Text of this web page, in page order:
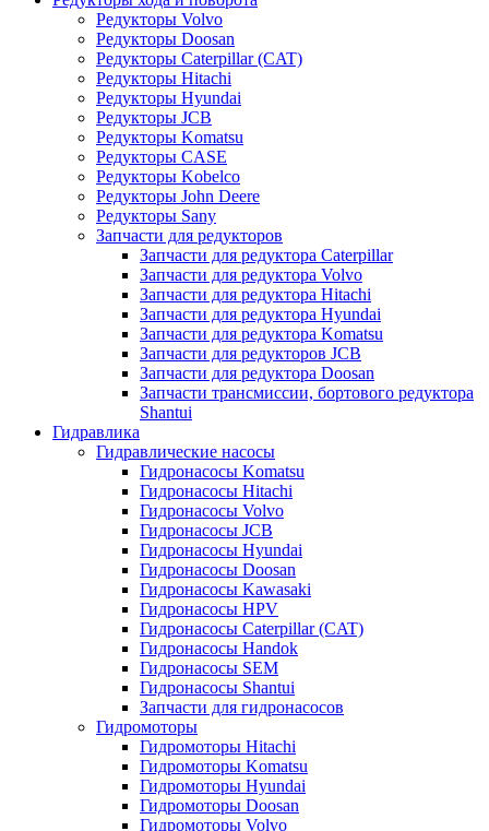
Редукторы Volvo
Редукторы Doosan
Редукторы Caterpillar (CAT)
Редукторы Hitachi
Редукторы Hyundai
Редукторы JCB
Редукторы Komatsu
Редукторы CASE
Редукторы Kobelco
Редукторы John Deere
Редукторы Sany
Запчасти для редукторов
Запчасти для редуктора Caterpillar
Запчасти для редуктора Volvo
Запчасти для редуктора Hitachi
Запчасти для редуктора Hyundai
Запчасти для редуктора Komatsu
Запчасти для редукторов JCB
Запчасти для редуктора Doosan
Запчасти трансмиссии, бортового редуктора
Shantui
Гидравлика
Гидравлические насосы
Гидронасосы Komatsu
Гидронасосы Hitachi
Гидронасосы Volvo
Гидронасосы JCB
Гидронасосы Hyundai
Гидронасосы Doosan
Гидронасосы Kawasaki
Гидронасосы HPV
Гидронасосы Caterpillar (CAT)
Гидронасосы Handok
Гидронасосы SEM
Гидронасосы Shantui
Запчасти для гидронасосов
Гидромоторы
Гидромоторы Hitachi
Гидромоторы Komatsu
Гидромоторы Hyundai
Гидромоторы Doosan
Гидромоторы Volvo